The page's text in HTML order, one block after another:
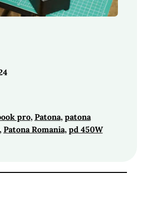
pro, Patona, patona
Patona Romania, pd 450W